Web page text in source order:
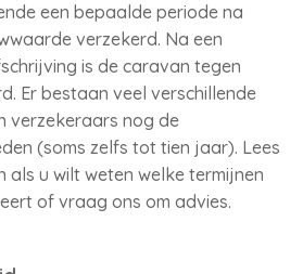
een bepaalde periode na
verzekerd. Na een
is de caravan tegen
Er bestaan veel verschillende
verzekeraars nog de
(soms zelfs tot tien jaar). Lees
u wilt weten welke termijnen
of vraag ons om advies.